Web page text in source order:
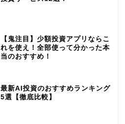
【鬼注目】少額投資アプリならこ
れを使え！全部使って分かった本
当のおすすめ！
最新AI投資のおすすめランキング
5選【徹底比較】